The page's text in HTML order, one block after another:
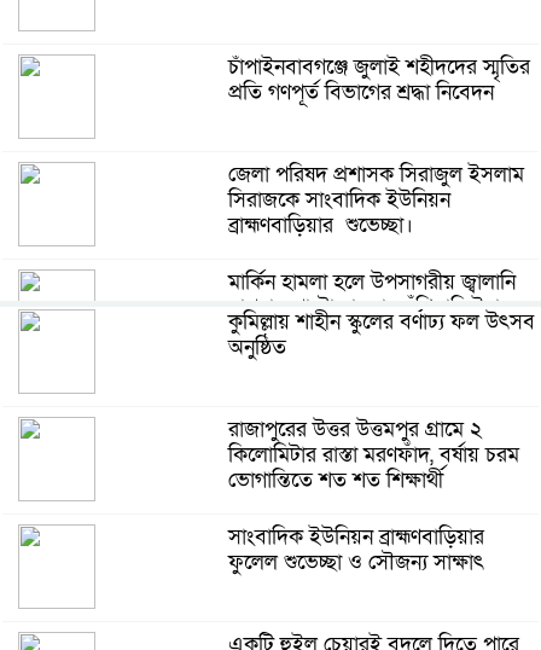
চাঁপাইনবাবগঞ্জে জুলাই শহীদদের স্মৃতির
প্রতি গণপূর্ত বিভাগের শ্রদ্ধা নিবেদন
জেলা পরিষদ প্রশাসক সিরাজুল ইসলাম
সিরাজকে সাংবাদিক ইউনিয়ন
ব্রাহ্মণবাড়িয়ার শুভেচ্ছা।
মার্কিন হামলা হলে উপসাগরীয় জ্বালানি
স্থাপনায় পাল্টা হামলার হুঁশিয়ারি ইরানের
ইসির হাতে ভোটার তালিকা; শিগগির
তফসিল
৫ সেপ্টেম্বর ঢাকা-চট্টগ্রাম লংমার্চের
ঘোষণা ১১ দলের
টুর্নামেন্টের উদ্বোধনী ম্যাচ অনুষ্ঠিত
কুমিল্লায় শাহীন স্কুলের বর্ণাঢ্য ফল উৎসব
অনুষ্ঠিত
রাজাপুরের উত্তর উত্তমপুর গ্রামে ২
কিলোমিটার রাস্তা মরণফাঁদ, বর্ষায় চরম
ভোগান্তিতে শত শত শিক্ষার্থী
সাংবাদিক ইউনিয়ন ব্রাহ্মণবাড়িয়ার
ফুলেল শুভেচ্ছা ও সৌজন্য সাক্ষাৎ